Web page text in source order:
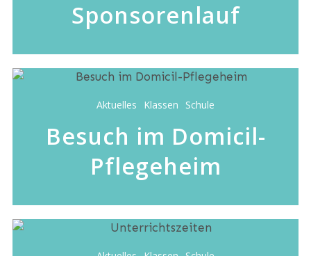
Sponsorenlauf
Aktuelles Klassen Schule
Besuch im Domicil-
Pflegeheim